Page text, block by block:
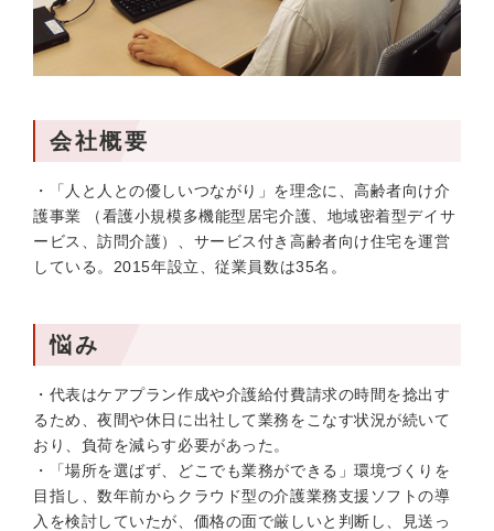
会社概要
・「人と人との優しいつながり」を理念に、高齢者向け介
護事業 （看護小規模多機能型居宅介護、地域密着型デイサ
ービス、訪問介護）、サービス付き高齢者向け住宅を運営
している。2015年設立、従業員数は35名。
悩み
・代表はケアプラン作成や介護給付費請求の時間を捻出す
るため、夜間や休日に出社して業務をこなす状況が続いて
おり、負荷を減らす必要があった。
・「場所を選ばず、どこでも業務ができる」環境づくりを
目指し、数年前からクラウド型の介護業務支援ソフトの導
入を検討していたが、価格の面で厳しいと判断し、見送っ